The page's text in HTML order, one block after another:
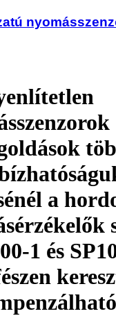
a
1 és